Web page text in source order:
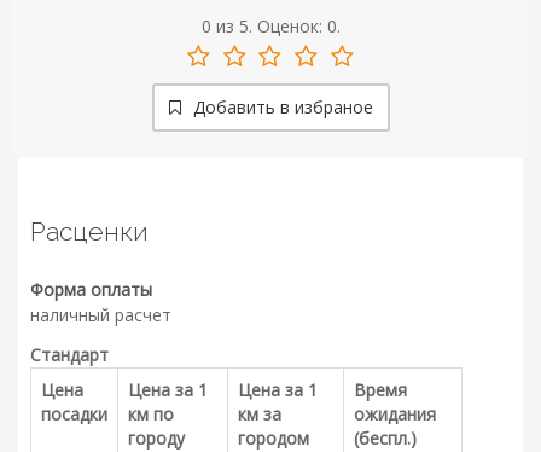
0 из 5. Оценок: 0.
Добавить в избраное
Расценки
Форма оплаты
наличный расчет
Стандарт
Цена
посадки
Цена за 1
км по
городу
Цена за 1
км за
городом
Время
ожидания
(беспл.)